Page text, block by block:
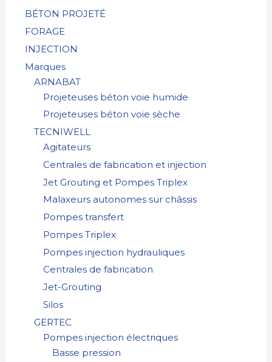
BÉTON PROJETÉ
FORAGE
INJECTION
Marques
ARNABAT
Projeteuses béton voie humide
Projeteuses béton voie sèche
TECNIWELL
Agitateurs
Centrales de fabrication et injection
Jet Grouting et Pompes Triplex
Malaxeurs autonomes sur châssis
Pompes transfert
Pompes Triplex
Pompes injection hydrauliques
Centrales de fabrication
Jet-Grouting
Silos
GERTEC
Pompes injection électriques
Basse pression